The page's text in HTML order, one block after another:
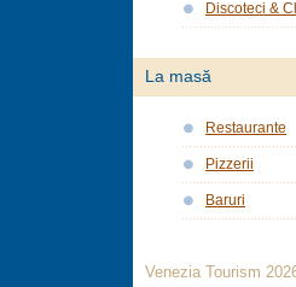
Discoteci &
La masă
Restaurante
Pizzerii
Baruri
Venezia Tourism